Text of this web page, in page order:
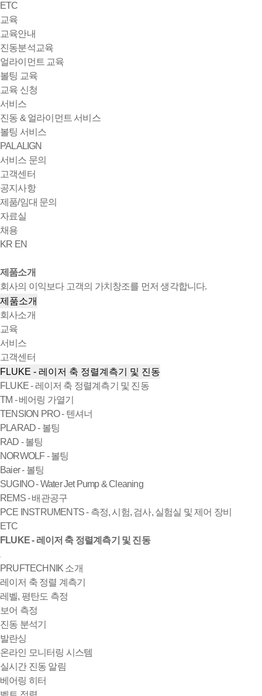
ETC
교육
교육안내
진동분석교육
얼라이먼트 교육
볼팅 교육
교육 신청
서비스
진동 & 얼라이먼트 서비스
볼팅 서비스
PALALIGN
서비스 문의
고객센터
공지사항
제품/임대 문의
자료실
채용
KR EN
제품소개
회사의 이익보다 고객의 가치창조를 먼저 생각합니다.
제품소개
회사소개
교육
서비스
고객센터
FLUKE - 레이저 축 정렬계측기 및 진동
FLUKE - 레이저 축 정렬계측기 및 진동
TM - 베어링 가열기
TENSION PRO - 텐셔너
PLARAD - 볼팅
RAD - 볼팅
NORWOLF - 볼팅
Baier - 볼팅
SUGINO - Water Jet Pump & Cleaning
REMS - 배관공구
PCE INSTRUMENTS - 측정, 시험, 검사, 실험실 및 제어 장비
ETC
FLUKE - 레이저 축 정렬계측기 및 진동
PRUFTECHNIK 소개
레이저 축 정렬 계측기
레벨, 평탄도 측정
보어 측정
진동 분석기
발란싱
온라인 모니터링 시스템
실시간 진동 알림
베어링 히터